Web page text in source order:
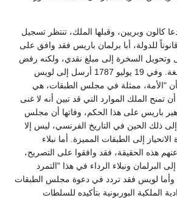
كالون وبريين، وقبلها الملك، تنتظر تسجيل
قانوناً للدولة، أبا برلمان باريس فقد وافق على
وتحويل السخرة إلى مبلغ نقدي، ولكنه رفض
التصديق على ضريبة دمغة. وفي 19 يوليو 1787 أرسل إلى لويس
"الأمة، ممثلة في مجلس الطبقات، هي
الملك الموارد التي قد تبين أنه لا غنى
جماهير باريس على هذا الحكم، وفاتها أن مجلس
ذلك الحين في التاريخ الفرنسي، ليس إلا
إلى الطبقات المميزة. أما نبلاء
هذه الحقيقة، فقد وافقوا على التصريح،
البرلمان ونبلاء الرداء في هذا "التمرد
وأما لويس فقد تردد في دعوة مجلس الطبقات
الملكية البوربونية بتأكيده للسلطات